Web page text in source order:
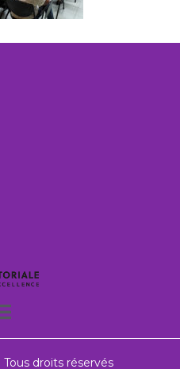
droits réservés